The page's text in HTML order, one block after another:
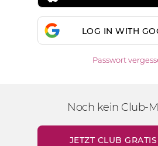
LOG IN WITH
Passwort
Noch kein Club-
JETZT CLUB GRATIS